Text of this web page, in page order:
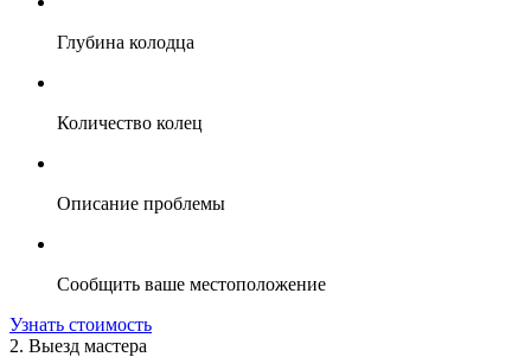
Глубина колодца
Количество колец
Описание проблемы
Сообщить ваше местоположение
Узнать стоимость
2. Выезд мастера